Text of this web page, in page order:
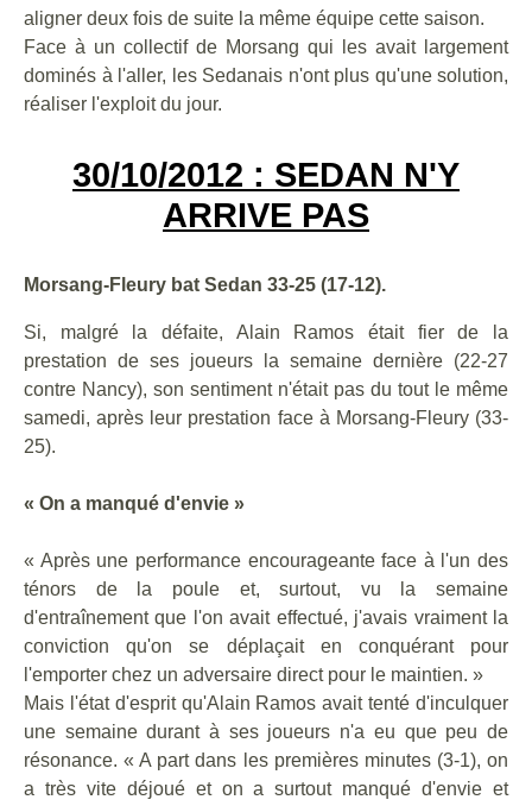
aligner deux fois de suite la même équipe cette saison.
Face à un collectif de Morsang qui les avait largement
dominés à l'aller, les Sedanais n'ont plus qu'une solution,
réaliser l'exploit du jour.
30/10/2012 : SEDAN N'Y
ARRIVE PAS
Morsang-Fleury bat Sedan 33-25 (17-12).
Si, malgré la défaite, Alain Ramos était fier de la
prestation de ses joueurs la semaine dernière (22-27
contre Nancy), son sentiment n'était pas du tout le même
samedi, après leur prestation face à Morsang-Fleury (33-
25).
« On a manqué d'envie »
« Après une performance encourageante face à l'un des
ténors de la poule et, surtout, vu la semaine
d'entraînement que l'on avait effectué, j'avais vraiment la
conviction qu'on se déplaçait en conquérant pour
l'emporter chez un adversaire direct pour le maintien. »
Mais l'état d'esprit qu'Alain Ramos avait tenté d'inculquer
une semaine durant à ses joueurs n'a eu que peu de
résonance. « A part dans les premières minutes (3-1), on
a très vite déjoué et on a surtout manqué d'envie et